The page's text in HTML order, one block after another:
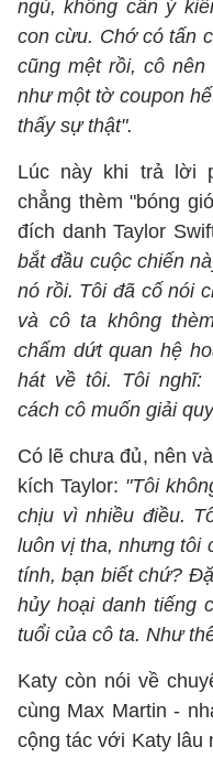
ngủ, không cần ý
con cừu. Chớ có tấn
cũng mệt rồi, cô
như một tờ coupon
thấy sự thật".
Lúc này khi trả lời
chẳng thèm "bóng
đích danh Taylor
bắt đầu cuộc chiến
nó rồi. Tôi đã cố nói
và cô ta không
chấm dứt quan hệ
hát về tôi. Tôi nghĩ:
cách cô muốn giải
Có lẽ chưa đủ, nên
kích Taylor: "Tôi
chịu vì nhiều điều.
luôn vị tha, nhưng tôi
tính, bạn biết chứ?
hủy hoại danh tiếng
tuổi của cô ta. Như
Katy còn nói về
cùng Max Martin -
cộng tác với Katy lâu